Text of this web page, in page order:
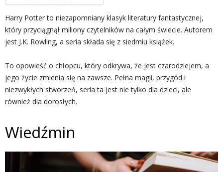
Harry Potter to niezapomniany klasyk literatury fantastycznej,
który przyciągnął miliony czytelników na całym świecie. Autorem
jest J.K. Rowling, a seria składa się z siedmiu książek.
To opowieść o chłopcu, który odkrywa, że jest czarodziejem, a
jego życie zmienia się na zawsze. Pełna magii, przygód i
niezwykłych stworzeń, seria ta jest nie tylko dla dzieci, ale
również dla dorosłych.
Wiedźmin